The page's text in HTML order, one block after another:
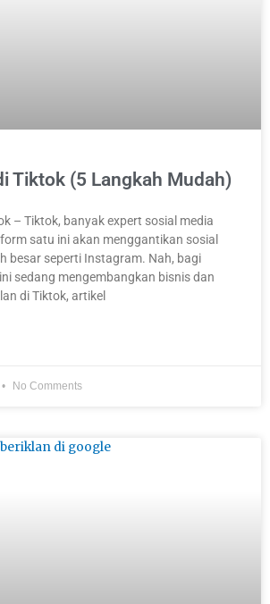
Tiktok (5 Langkah Mudah)
– Tiktok, banyak expert sosial media
satu ini akan menggantikan sosial
besar seperti Instagram. Nah, bagi
sedang mengembangkan bisnis dan
di Tiktok, artikel
No Comments